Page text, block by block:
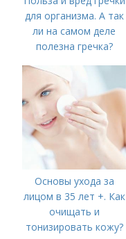
для организма. А так
ли на самом деле
полезна гречка?
Основы ухода за
лицом в 35 лет +. Как
очищать и
тонизировать кожу?